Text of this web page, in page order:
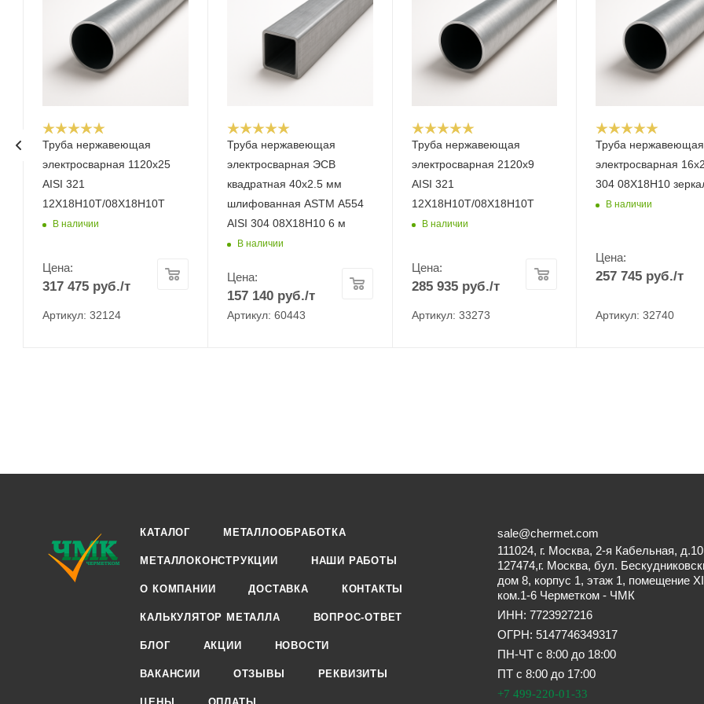
Труба нержавеющая
электросварная 1120х25
AISI 321
12Х18Н10Т/08Х18Н10Т
В наличии
Цена:
317 475 руб./т
Артикул: 32124
Труба нержавеющая
электросварная ЭСВ
квадратная 40х2.5 мм
шлифованная ASTM A554
AISI 304 08Х18Н10 6 м
В наличии
Цена:
157 140руб./т
Артикул: 60443
Труба нержавеющая
электросварная 2120х9
AISI 321
12Х18Н10Т/08Х18Н10Т
В наличии
Цена:
285 935руб./т
Артикул: 33273
Труба нержавеющая
электросварная
304 08Х18Н10
В наличии
Цена:
257 745 руб./т
Артикул: 32740
КАТАЛОГ МЕТАЛЛООБРАБОТКА
МЕТАЛЛОКОНСТРУКЦИИ НАШИ РАБОТЫ
О КОМПАНИИ ДОСТАВКА КОНТАКТЫ
КАЛЬКУЛЯТОР МЕТАЛЛА ВОПРОС-ОТВЕТ
БЛОГ АКЦИИ НОВОСТИ
ВАКАНСИИ ОТЗЫВЫ РЕКВИЗИТЫ
sale@chermet.com
111024, г. Москва, 2-я Кабельная, д.10
127474,г. Москва, бул.
дом 8, корпус 1, этаж 1, помещение
ком.1-6 Черметком - ЧМК
ИНН: 7723927216
ОГРН: 5147746349317
ПН-ЧТ с 8:00 до 18:00
ПТ с 8:00 до 17:00
+7 499-220-01-33